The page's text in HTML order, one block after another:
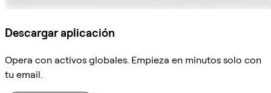
Descargar aplicación
Opera con activos globales. Empieza en minutos solo con
tu email.